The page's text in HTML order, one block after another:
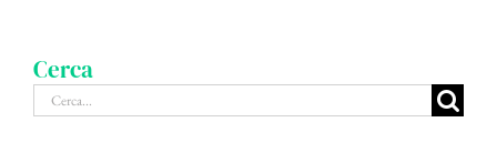
Cerca
Cerca
per: